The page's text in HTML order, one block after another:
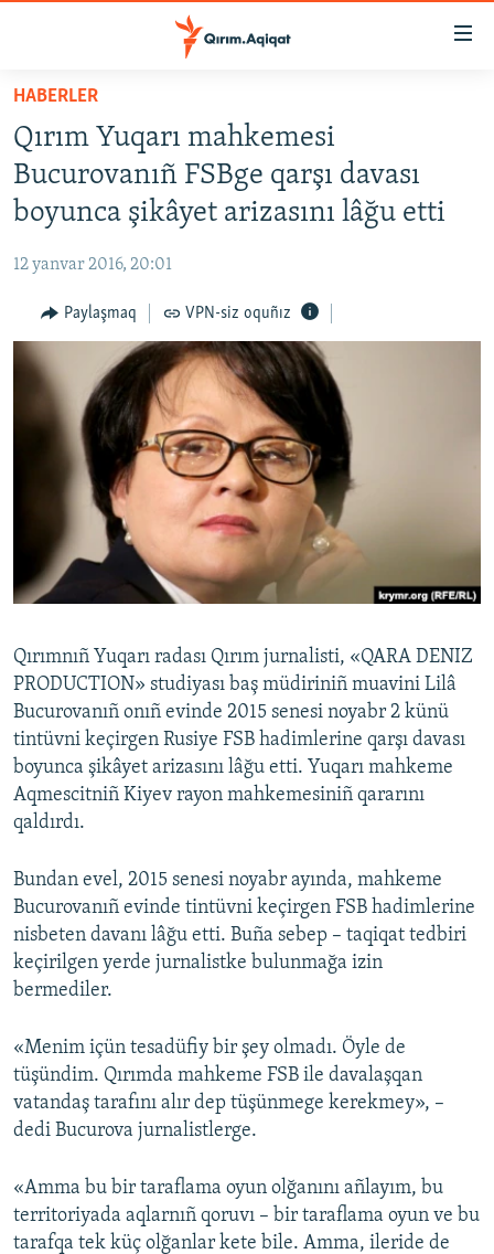
Esas
qaytmaq
Baş
navigatsiyağa
qaytmaq
Qıdıruvğa
qaytmaq
SİYASET
MEDENİYET
İNSAN AQLARI
VİDEO
SÜRET
BLOGLAR
Русский
Українською
RFE/RS bütün saytları
HABERLER
Qırım Yuqarı mahkemesi
Bucurovanıñ FSBge qarşı davası
boyunca şikâyet arizasını lâğu etti
12 yanvar 2016, 20:01
Paylaşmaq VPN-siz oquñız
Qırımnıñ Yuqarı radası Qırım jurnalisti, «QARA DENIZ
PRODUCTION» studiyası baş müdiriniñ muavini Lilâ
Bucurovanıñ onıñ evinde 2015 senesi noyabr 2 künü
tintüvni keçirgen Rusiye FSB hadimlerine qarşı davası
boyunca şikâyet arizasını lâğu etti. Yuqarı mahkeme
Aqmescitniñ Kiyev rayon mahkemesiniñ qararını
qaldırdı.
Bundan evel, 2015 senesi noyabr ayında, mahkeme
Bucurovanıñ evinde tintüvni keçirgen FSB hadimlerine
nisbeten davanı lâğu etti. Buña sebep – taqiqat tedbiri
keçirilgen yerde jurnalistke bulunmağa izin
bermediler.
«Menim içün tesadüfiy bir şey olmadı. Öyle de
tüşündim. Qırımda mahkeme FSB ile davalaşqan
vatandaş tarafını alır dep tüşünmege kerekmey», –
dedi Bucurova jurnalistlerge.
«Amma bu bir taraflama oyun olğanını añlayım, bu
territoriyada aqlarnıñ qoruvı – bir taraflama oyun ve bu
tarafqa tek küç olğanlar kete bile. Amma, ileride de